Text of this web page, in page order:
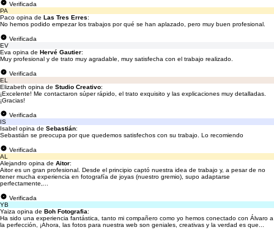
Verificada
PA
Paco opina de Las Tres Erres:
No hemos podido empezar los trabajos por qué se han aplazado, pero muy buen profesional.
Verificada
EV
Eva opina de Hervé Gautier:
Muy profesional y de trato muy agradable, muy satisfecha con el trabajo realizado.
Verificada
EL
Elizabeth opina de Studio Creativo:
¡Excelente! Me contactaron súper rápido, el trato exquisito y las explicaciones muy detalladas.
¡Gracias!
Verificada
IS
Isabel opina de Sebastián:
Sebastián se preocupa por que quedemos satisfechos con su trabajo. Lo recomiendo
Verificada
AL
Alejandro opina de Aitor:
Aitor es un gran profesional. Desde el principio captó nuestra idea de trabajo y, a pesar de no
tener mucha experiencia en fotografía de joyas (nuestro gremio), supo adaptarse
perfectamente,...
Verificada
YB
Yaiza opina de Boh Fotografia:
Ha sido una experiencia fantástica, tanto mi compañero como yo hemos conectado con Álvaro a
la perfección, ¡Ahora, las fotos para nuestra web son geniales, creativas y la verdad es que...